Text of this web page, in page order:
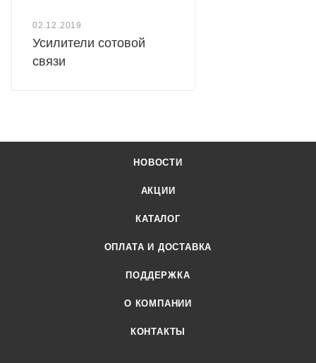
02.12.2019
Усилители сотовой
связи
НОВОСТИ
АКЦИИ
КАТАЛОГ
ОПЛАТА И ДОСТАВКА
ПОДДЕРЖКА
О КОМПАНИИ
КОНТАКТЫ